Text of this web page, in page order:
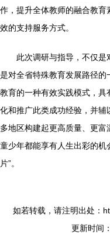
作，提升全体教师的融合教
效的支持服务方式。
此次调研与指导，不仅
是对全省特殊教育发展路径的
教育的一种有效实践模式，
化和推广此类成功经验，并
多地区构建起更高质量、更
童少年都能享有人生出彩的机
片”。
如若转载，请注明出处：
更新时间